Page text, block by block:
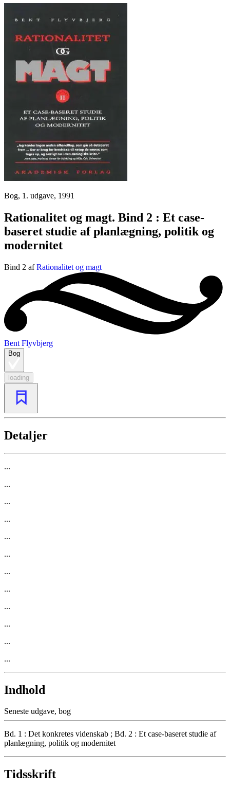
Bog, 1. udgave, 1991
Rationalitet og magt. Bind 2 : Et case-
baseret studie af planlægning, politik og
modernitet
Bind 2 afRationalitet og magt
Bent Flyvbjerg
Bog
loading
Detaljer
...
...
...
...
...
...
...
...
...
...
...
...
Indhold
Seneste udgave, bog
Bd. 1 : Det konkretes videnskab ; Bd. 2 : Et case-baseret studie af
planlægning, politik og modernitet
Tidsskrift